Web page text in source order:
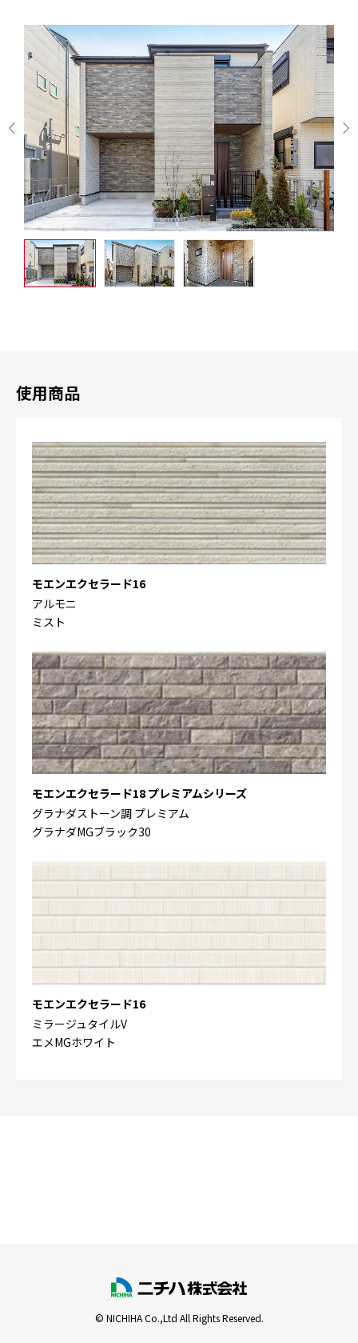
使用商品
モエンエクセラード16
アルモニ
ミスト
モエンエクセラード18 プレミアムシリーズ
グラナダストーン調 プレミアム
グラナダMGブラック30
モエンエクセラード16
ミラージュタイルV
エメMGホワイト
© NICHIHA Co.,Ltd All Rights Reserved.